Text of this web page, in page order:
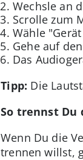
Wechsle an
Scrolle zum
Wähle
Gehe auf
Das
Tipp: Die
So trennst
Wenn Du die
trennen willst,